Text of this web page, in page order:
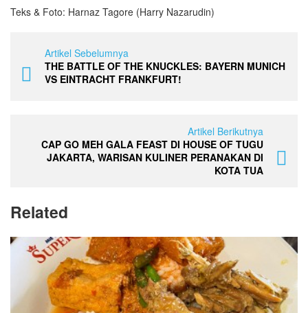
Teks & Foto: Harnaz Tagore (Harry Nazarudin)
Artikel Sebelumnya
THE BATTLE OF THE KNUCKLES: BAYERN MUNICH
VS EINTRACHT FRANKFURT!
Artikel Berikutnya
CAP GO MEH GALA FEAST DI HOUSE OF TUGU
JAKARTA, WARISAN KULINER PERANAKAN DI
KOTA TUA
Related